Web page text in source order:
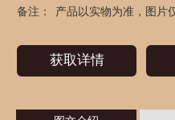
备注：
产品以实物为准，图片
获取详情